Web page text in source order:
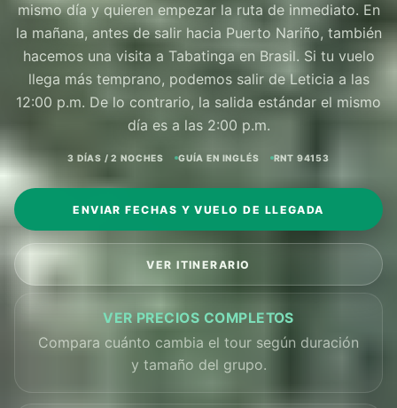
mismo día y quieren empezar la ruta de inmediato. En
la mañana, antes de salir hacia Puerto Nariño, también
hacemos una visita a Tabatinga en Brasil. Si tu vuelo
llega más temprano, podemos salir de Leticia a las
12:00 p.m. De lo contrario, la salida estándar el mismo
día es a las 2:00 p.m.
3 DÍAS / 2 NOCHES GUÍA EN INGLÉS RNT 94153
ENVIAR FECHAS Y VUELO DE LLEGADA
VER ITINERARIO
VER PRECIOS COMPLETOS
Compara cuánto cambia el tour según duración
y tamaño del grupo.